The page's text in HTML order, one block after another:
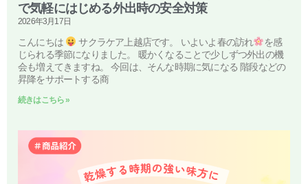
で気軽にはじめる外出時の安全対策
2026年3月17日
こんにちは サクラケア上越店です。 いよいよ春の訪れ
を感
じられる季節になりました。 暖かくなることで少しずつ外出の機
会も増えてきますね。 今回は、そんな時期に気になる 階段などの
昇降をサポートする商
続きはこちら »